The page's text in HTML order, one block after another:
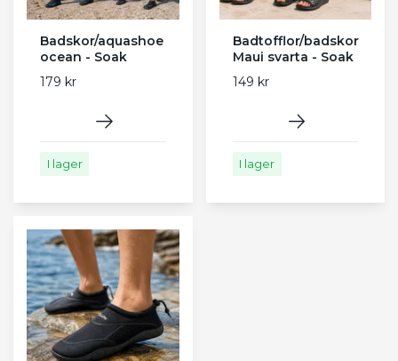
Badskor/aquashoe
ocean - Soak
179 kr
I lager
Badtofflor/badskor
Maui svarta - Soak
149 kr
I lager